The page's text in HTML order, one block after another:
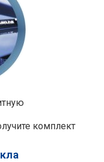
комплект